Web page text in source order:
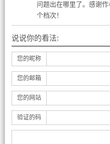
问题出在哪里了。感谢
个档次！
说说你的看法:
您的昵称
您的邮箱
您的网站
验证的码